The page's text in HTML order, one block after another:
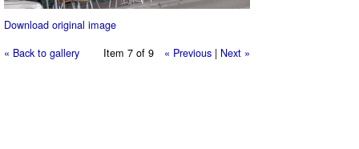
Download original image
« Back to gallery
Item 7 of 9 « Previous| Next »